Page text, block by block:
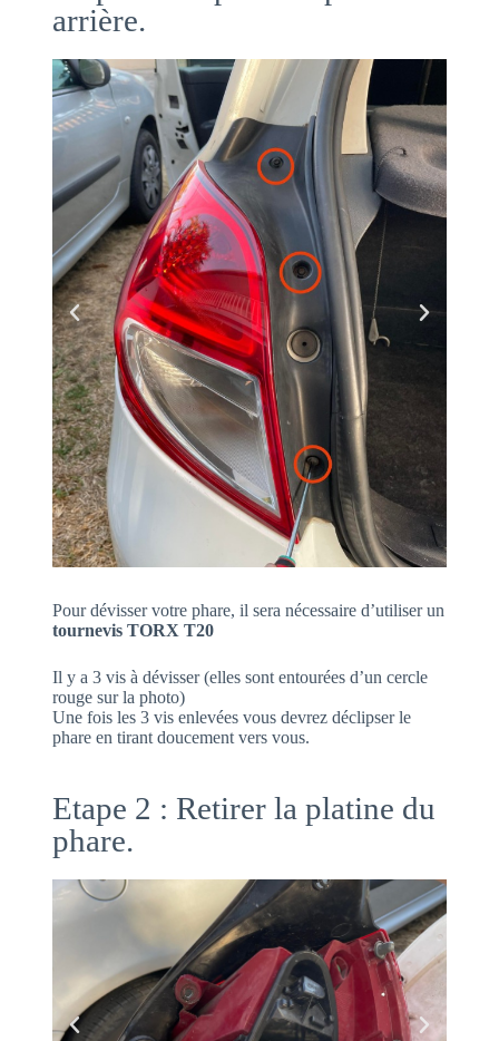
arrière.
Pour dévisser votre phare, il sera nécessaire d’utiliser un
tournevis TORX T20
Il y a 3 vis à dévisser (elles sont entourées d’un cercle
rouge sur la photo)
Une fois les 3 vis enlevées vous devrez déclipser le
phare en tirant doucement vers vous.
Etape 2 : Retirer la platine du
phare.